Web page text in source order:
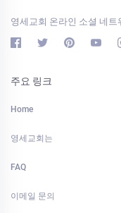
영세교회 온라인 소셜 네트
주요 링크
Home
영세교회는
FAQ
이메일 문의